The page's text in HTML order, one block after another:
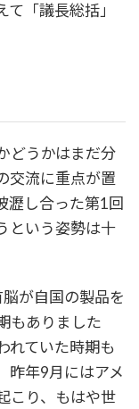
「議長総括」
どうかはまだ分
交流に重点が置
瀝し合った第1回
という姿勢は十
が自国の製品を
もありました
れていた時期も
昨年9月にはアメ
こり、もはや世